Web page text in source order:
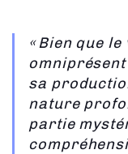
« Bien que
sa
nature
partie